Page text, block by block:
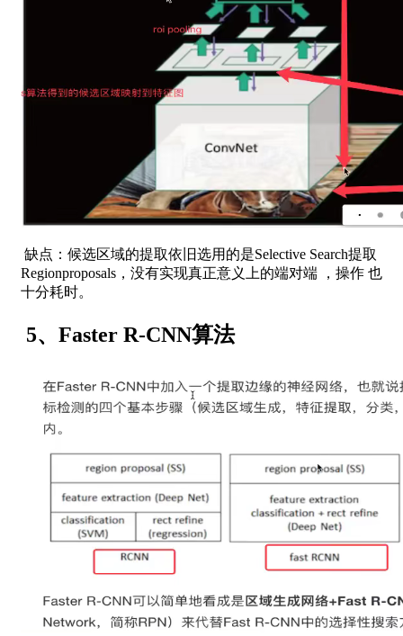
缺点：候选区域的提取依旧选用的是Selective Search提取
Regionproposals，没有实现真正意义上的端对端 ，操作 也
十分耗时。
5、Faster R-CNN算法